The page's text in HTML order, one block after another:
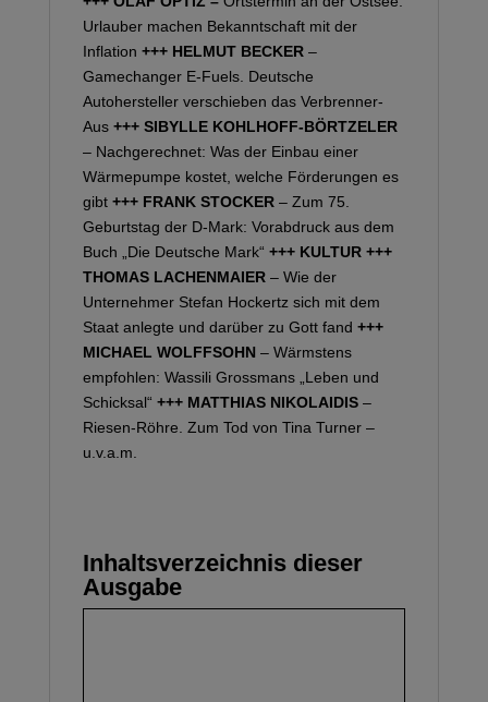
Urlauber machen Bekanntschaft mit der
Inflation +++ HELMUT BECKER–
Gamechanger E-Fuels. Deutsche
Autohersteller verschieben das Verbrenner-
Aus +++ SIBYLLE KOHLHOFF-BÖRTZELER
– Nachgerechnet: Was der Einbau einer
Wärmepumpe kostet, welche Förderungen es
gibt +++ FRANK STOCKER – Zum 75.
Geburtstag der D-Mark: Vorabdruck aus dem
Buch „Die Deutsche Mark“ +++ KULTUR +++
THOMAS LACHENMAIER– Wie der
Unternehmer Stefan Hockertz sich mit dem
Staat anlegte und darüber zu Gott fand +++
MICHAEL WOLFFSOHN – Wärmstens
empfohlen: Wassili Grossmans „Leben und
Schicksal“ +++ MATTHIAS NIKOLAIDIS–
Riesen-Röhre. Zum Tod von Tina Turner –
u.v.a.m.
Inhaltsverzeichnis dieser
Ausgabe